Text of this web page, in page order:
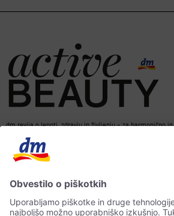
dm revija o lepoti, zdravju in življenju – za harmonično in